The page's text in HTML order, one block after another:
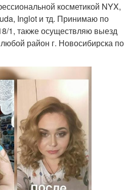
косметикой NYX,
Inglot и тд. Принимаю по
1, также осуществляю выезд
район г. Новосибирска по